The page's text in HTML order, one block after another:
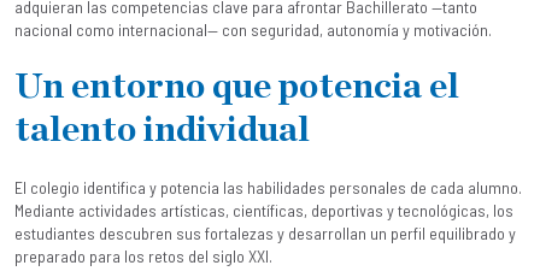
adquieran las competencias clave para afrontar Bachillerato —tanto
nacional como internacional— con seguridad, autonomía y motivación.
Un entorno que potencia el
talento individual
El colegio identifica y potencia las habilidades personales de cada alumno.
Mediante actividades artísticas, científicas, deportivas y tecnológicas, los
estudiantes descubren sus fortalezas y desarrollan un perfil equilibrado y
preparado para los retos del siglo XXI.